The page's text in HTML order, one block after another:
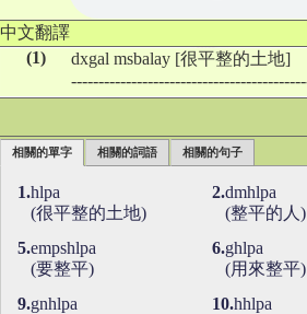
中文翻譯
(1)
dxgal msbalay [很平整的土地]
相關的單字 相關的詞語 相關的句子
1.hlpa
(很平整的土地)
2.dmhlpa
(整平的人)
5.empshlpa
(要整平)
6.ghlpa
(用來整平)
9.gnhlpa
10.hhlpa